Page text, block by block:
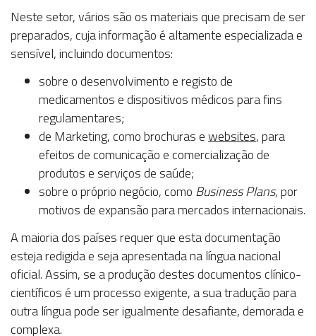
Neste setor, vários são os materiais que precisam de ser
preparados, cuja informação é altamente especializada e
sensível, incluindo documentos:
sobre o desenvolvimento e registo de
medicamentos e dispositivos médicos para fins
regulamentares;
de Marketing, como brochuras ewebsites, para
efeitos de comunicação e comercialização de
produtos e serviços de saúde;
sobre o próprio negócio, como Business Plans, por
motivos de expansão para mercados internacionais.
A maioria dos países requer que esta documentação
esteja redigida e seja apresentada na língua nacional
oficial. Assim, se a produção destes documentos clínico-
científicos é um processo exigente, a sua tradução para
outra língua pode ser igualmente desafiante, demorada e
complexa.